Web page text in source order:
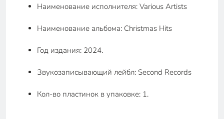
Наименование исполнителя: Various Artists
Наименование альбома: Christmas Hits
Год издания: 2024.
Звукозаписывающий лейбл: Second Records
Кол-во пластинок в упаковке: 1.